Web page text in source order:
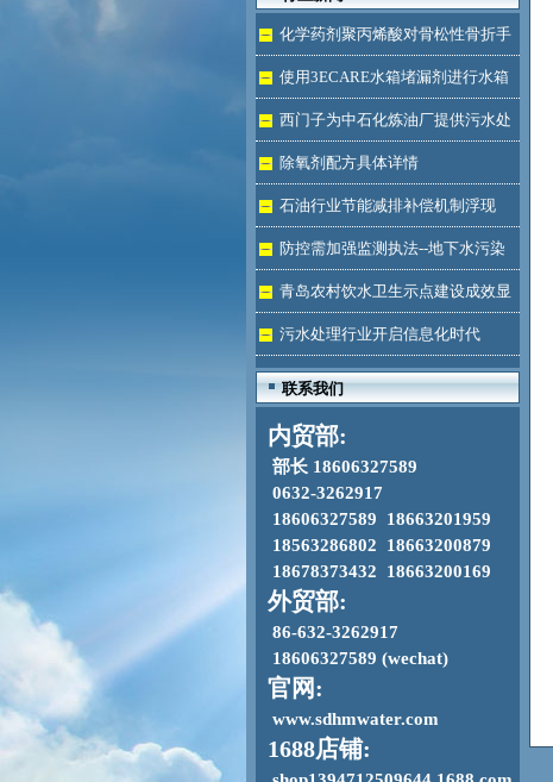
化学药剂聚丙烯酸对骨松性骨折手
术成功的用途
使用3ECARE水箱堵漏剂进行水箱
免拆堵漏的维修保养技术
西门子为中石化炼油厂提供污水处
理技术除氧剂配方具体详情
石油行业节能减排补偿机制浮现
防控需加强监测执法--地下水污染
加剧青岛农村饮水卫生示点建设成效显
著 污水处理行业开启信息化时代
联系我们
内贸部:
部长 18606327589
0632-3262917
18606327589 18663201959
18563286802 18663200879
18678373432 18663200169
外贸部:
86-632-3262917
18606327589 (wechat)
官网:
www.sdhmwater.com
1688店铺: